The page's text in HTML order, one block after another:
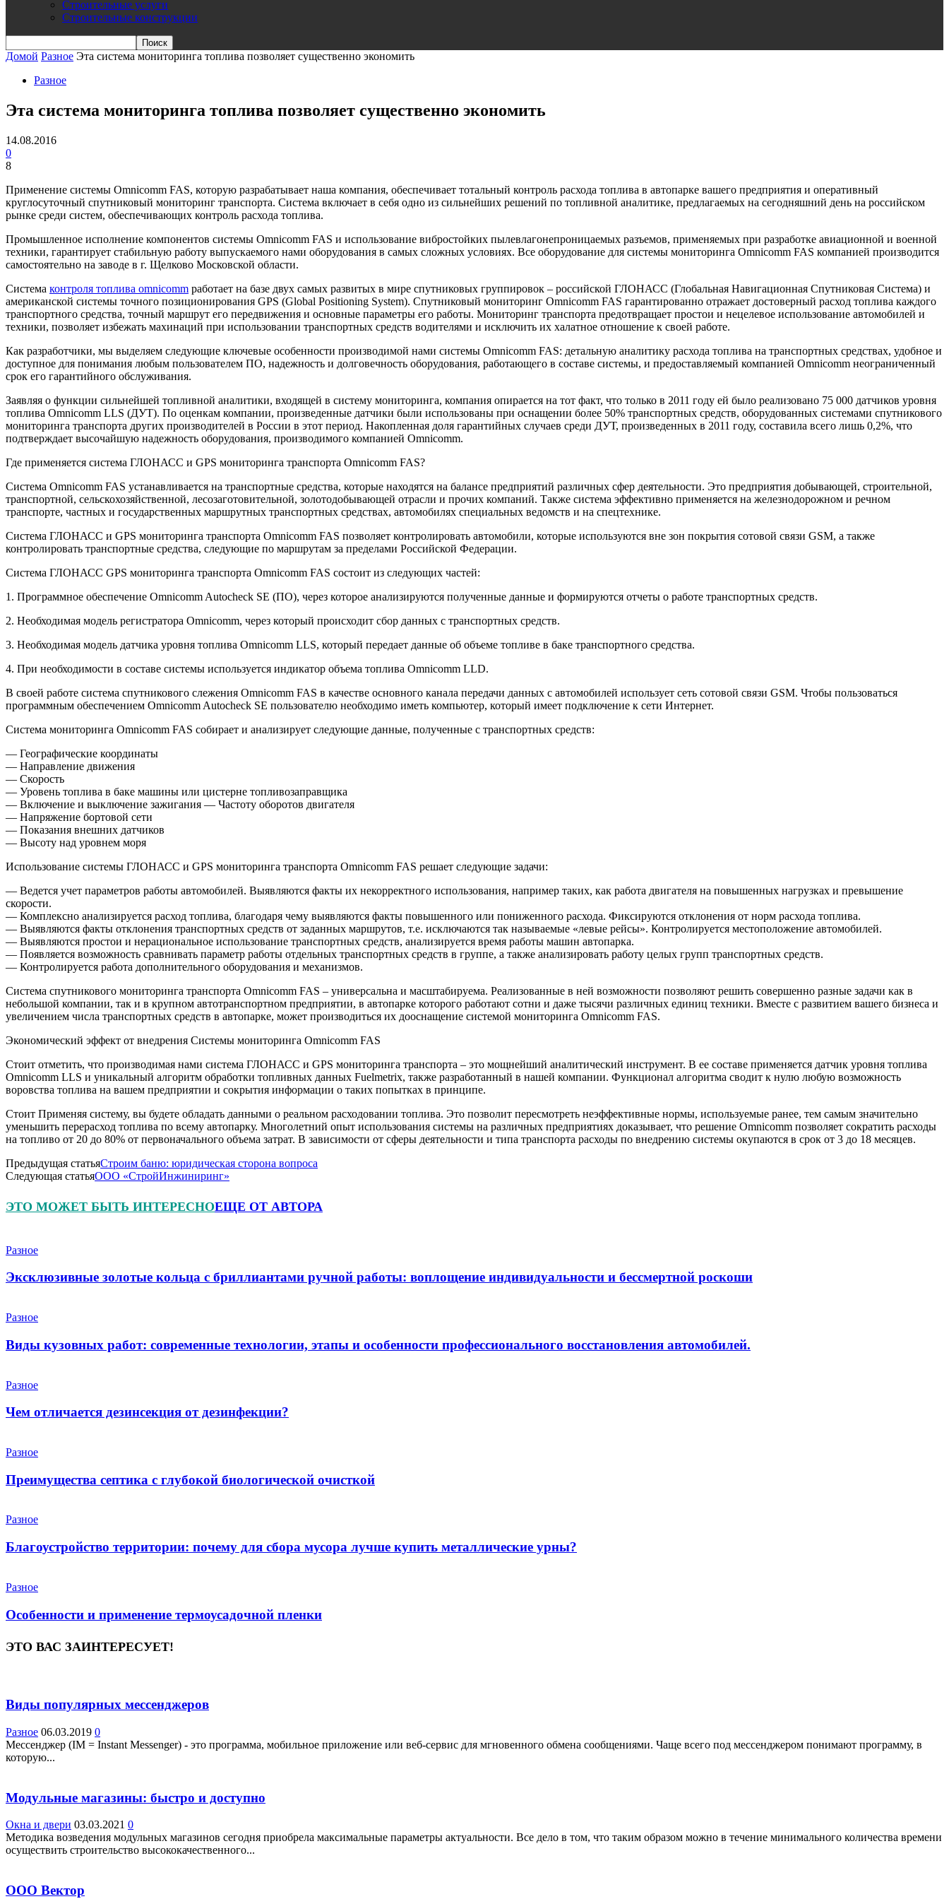
Строительные услуги
Строительные конструкции
Домой Разное Эта система мониторинга топлива позволяет существенно экономить
Разное
Эта система мониторинга топлива позволяет существенно экономить
14.08.2016
0
8
Применение системы Omnicomm FAS, которую разрабатывает наша компания, обеспечивает тотальный контроль расхода топлива в автопарке вашего предприятия и оперативный
круглосуточный спутниковый мониторинг транспорта. Система включает в себя одно из сильнейших решений по топливной аналитике, предлагаемых на сегодняшний день на российском
рынке среди систем, обеспечивающих контроль расхода топлива.
Промышленное исполнение компонентов системы Omnicomm FAS и использование вибростойких пылевлагонепроницаемых разъемов, применяемых при разработке авиационной и военной
техники, гарантирует стабильную работу выпускаемого нами оборудования в самых сложных условиях. Все оборудование для системы мониторинга Omnicomm FAS компанией производится
самостоятельно на заводе в г. Щелково Московской области.
Система контроля топлива omnicomm работает на базе двух самых развитых в мире спутниковых группировок – российской ГЛОНАСС (Глобальная Навигационная Спутниковая Система) и
американской системы точного позиционирования GPS (Global Positioning System). Спутниковый мониторинг Omnicomm FAS гарантированно отражает достоверный расход топлива каждого
транспортного средства, точный маршрут его передвижения и основные параметры его работы. Мониторинг транспорта предотвращает простои и нецелевое использование автомобилей и
техники, позволяет избежать махинаций при использовании транспортных средств водителями и исключить их халатное отношение к своей работе.
Как разработчики, мы выделяем следующие ключевые особенности производимой нами системы Omnicomm FAS: детальную аналитику расхода топлива на транспортных средствах, удобное и
доступное для понимания любым пользователем ПО, надежность и долговечность оборудования, работающего в составе системы, и предоставляемый компанией Omnicomm неограниченный
срок его гарантийного обслуживания.
Заявляя о функции сильнейшей топливной аналитики, входящей в систему мониторинга, компания опирается на тот факт, что только в 2011 году ей было реализовано 75 000 датчиков уровня
топлива Omnicomm LLS (ДУТ). По оценкам компании, произведенные датчики были использованы при оснащении более 50% транспортных средств, оборудованных системами спутникового
мониторинга транспорта других производителей в России в этот период. Накопленная доля гарантийных случаев среди ДУТ, произведенных в 2011 году, составила всего лишь 0,2%, что
подтверждает высочайшую надежность оборудования, производимого компанией Omnicomm.
Где применяется система ГЛОНАСС и GPS мониторинга транспорта Omnicomm FAS?
Система Omnicomm FAS устанавливается на транспортные средства, которые находятся на балансе предприятий различных сфер деятельности. Это предприятия добывающей, строительной,
транспортной, сельскохозяйственной, лесозаготовительной, золотодобывающей отрасли и прочих компаний. Также система эффективно применяется на железнодорожном и речном
транспорте, частных и государственных маршрутных транспортных средствах, автомобилях специальных ведомств и на спецтехнике.
Система ГЛОНАСС и GPS мониторинга транспорта Omnicomm FAS позволяет контролировать автомобили, которые используются вне зон покрытия сотовой связи GSM, а также
контролировать транспортные средства, следующие по маршрутам за пределами Российской Федерации.
Система ГЛОНАСС GPS мониторинга транспорта Omnicomm FAS состоит из следующих частей:
1. Программное обеспечение Omnicomm Autocheck SE (ПО), через которое анализируются полученные данные и формируются отчеты о работе транспортных средств.
2. Необходимая модель регистратора Omnicomm, через который происходит сбор данных с транспортных средств.
3. Необходимая модель датчика уровня топлива Omnicomm LLS, который передает данные об объеме топливе в баке транспортного средства.
4. При необходимости в составе системы используется индикатор объема топлива Omnicomm LLD.
В своей работе система спутникового слежения Omnicomm FAS в качестве основного канала передачи данных с автомобилей использует сеть сотовой связи GSM. Чтобы пользоваться
программным обеспечением Omnicomm Autocheck SE пользователю необходимо иметь компьютер, который имеет подключение к сети Интернет.
Система мониторинга Omnicomm FAS собирает и анализирует следующие данные, полученные с транспортных средств:
— Географические координаты
— Направление движения
— Скорость
— Уровень топлива в баке машины или цистерне топливозаправщика
— Включение и выключение зажигания — Частоту оборотов двигателя
— Напряжение бортовой сети
— Показания внешних датчиков
— Высоту над уровнем моря
Использование системы ГЛОНАСС и GPS мониторинга транспорта Omnicomm FAS решает следующие задачи:
— Ведется учет параметров работы автомобилей. Выявляются факты их некорректного использования, например таких, как работа двигателя на повышенных нагрузках и превышение
скорости.
— Комплексно анализируется расход топлива, благодаря чему выявляются факты повышенного или пониженного расхода. Фиксируются отклонения от норм расхода топлива.
— Выявляются факты отклонения транспортных средств от заданных маршрутов, т.е. исключаются так называемые «левые рейсы». Контролируется местоположение автомобилей.
— Выявляются простои и нерациональное использование транспортных средств, анализируется время работы машин автопарка.
— Появляется возможность сравнивать параметр работы отдельных транспортных средств в группе, а также анализировать работу целых групп транспортных средств.
— Контролируется работа дополнительного оборудования и механизмов.
Система спутникового мониторинга транспорта Omnicomm FAS – универсальна и масштабируема. Реализованные в ней возможности позволяют решить совершенно разные задачи как в
небольшой компании, так и в крупном автотранспортном предприятии, в автопарке которого работают сотни и даже тысячи различных единиц техники. Вместе с развитием вашего бизнеса и
увеличением числа транспортных средств в автопарке, может производиться их дооснащение системой мониторинга Omnicomm FAS.
Экономический эффект от внедрения Системы мониторинга Omnicomm FAS
Стоит отметить, что производимая нами система ГЛОНАСС и GPS мониторинга транспорта – это мощнейший аналитический инструмент. В ее составе применяется датчик уровня топлива
Omnicomm LLS и уникальный алгоритм обработки топливных данных Fuelmetrix, также разработанный в нашей компании. Функционал алгоритма сводит к нулю любую возможность
воровства топлива на вашем предприятии и сокрытия информации о таких попытках в принципе.
Стоит Применяя систему, вы будете обладать данными о реальном расходовании топлива. Это позволит пересмотреть неэффективные нормы, используемые ранее, тем самым значительно
уменьшить перерасход топлива по всему автопарку. Многолетний опыт использования системы на различных предприятиях доказывает, что решение Omnicomm позволяет сократить расходы
на топливо от 20 до 80% от первоначального объема затрат. В зависимости от сферы деятельности и типа транспорта расходы по внедрению системы окупаются в срок от 3 до 18 месяцев.
Предыдущая статьяСтроим баню: юридическая сторона вопроса
Следующая статьяООО «СтройИнжиниринг»
ЭТО МОЖЕТ БЫТЬ ИНТЕРЕСНОЕЩЕ ОТ АВТОРА
Разное
Эксклюзивные золотые кольца с бриллиантами ручной работы: воплощение индивидуальности и бессмертной роскоши
Разное
Виды кузовных работ: современные технологии, этапы и особенности профессионального восстановления автомобилей.
Разное
Чем отличается дезинсекция от дезинфекции?
Разное
Преимущества септика с глубокой биологической очисткой
Разное
Благоустройство территории: почему для сбора мусора лучше купить металлические урны?
Разное
Особенности и применение термоусадочной пленки
ЭТО ВАС ЗАИНТЕРЕСУЕТ!
Виды популярных мессенджеров
Разное 06.03.2019 0
Мессенджер (IM = Instant Messenger) - это программа, мобильное приложение или веб-сервис для мгновенного обмена сообщениями. Чаще всего под мессенджером понимают программу, в
которую...
Модульные магазины: быстро и доступно
Окна и двери 03.03.2021 0
Методика возведения модульных магазинов сегодня приобрела максимальные параметры актуальности. Все дело в том, что таким образом можно в течение минимального количества времени
осуществить строительство высококачественного...
ООО Вектор